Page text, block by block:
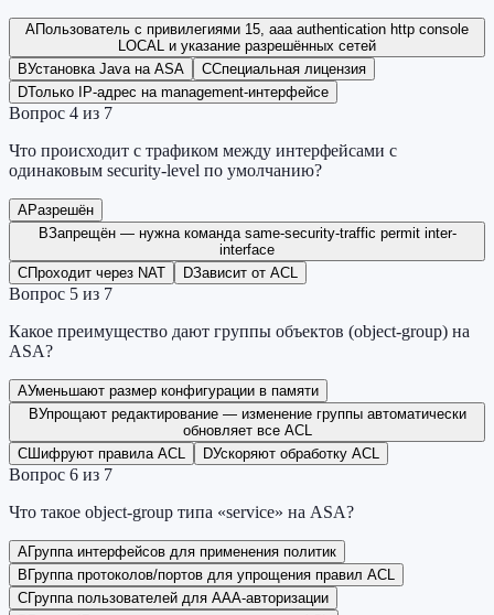
AПользователь с привилегиями 15, aaa authentication http console
LOCAL и указание разрешённых сетей
BУстановка Java на ASA CСпециальная лицензия
DТолько IP-адрес на management-интерфейсе
Вопрос 4 из 7
Что происходит с трафиком между интерфейсами с
одинаковым security-level по умолчанию?
AРазрешён
BЗапрещён — нужна команда same-security-traffic permit inter-
interface
CПроходит через NAT DЗависит от ACL
Вопрос 5 из 7
Какое преимущество дают группы объектов (object-group) на
ASA?
AУменьшают размер конфигурации в памяти
BУпрощают редактирование — изменение группы автоматически
обновляет все ACL
C Шифруют правила ACL DУскоряют обработку ACL
Вопрос 6 из 7
Что такое object-group типа «service» на ASA?
AГруппа интерфейсов для применения политик
B Группа протоколов/портов для упрощения правил ACL
CГруппа пользователей для AAA-авторизации